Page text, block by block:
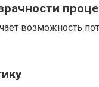
возможность